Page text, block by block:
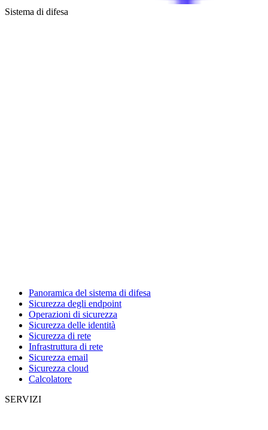
Sistema di difesa
Panoramica del sistema di difesa
Sicurezza degli endpoint
Operazioni di sicurezza
Sicurezza delle identità
Sicurezza di rete
Infrastruttura di rete
Sicurezza email
Sicurezza cloud
Calcolatore
SERVIZI